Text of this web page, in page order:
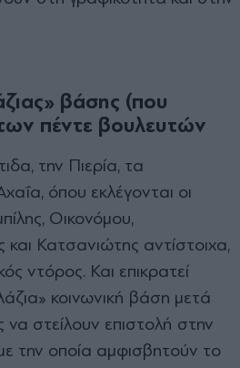
βάσης (που
πέντε βουλευτών
την Πιερία, τα
όπου εκλέγονται οι
Οικονόμου,
Κατσανιώτης αντίστοιχα,
ντόρος. Και επικρατεί
κοινωνική βάση μετά
στείλουν επιστολή στην
την οποία αμφισβητούν το